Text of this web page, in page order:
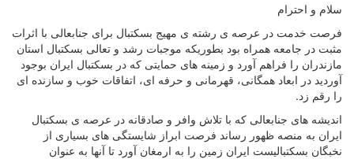
سلام و احترام
فرصت خدمت در عرصه ی رشته ی مهیج بسکتبال برای جنابعالی با اثرات
مثبت در جامعه همراه بود بطوریکه موجبات رشد و تعالی بسکتبال استان
مازندران را فراهم آورد ‌و زمینه های حمایتی که در بسکتبال ایران بوجود
آوردید در ابعاد همگانی، قهرمانی و حرفه ای، اتفاقات خوب و سازنده ای
را رقم زد.
اندیشه های جنابعالی که با تلاش وافر و صادقانه در عرصه ی بسکتبال
ایران به منصه ظهور رساند فرصت ابراز شایستگی های بسیاری از
نخبگان بسکتبالیست ایران زمین را به ارمغان آورد تا آنها به عنوان